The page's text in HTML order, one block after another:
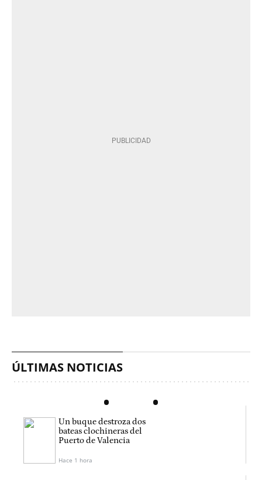
ÚLTIMAS NOTICIAS
Un buque destroza dos
bateas clochineras del
Puerto de Valencia
Hace 1 hora